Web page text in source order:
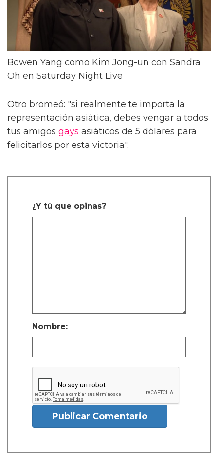
Bowen Yang como Kim Jong-un con Sandra
Oh en Saturday Night Live
Otro bromeó: "si realmente te importa la
representación asiática, debes vengar a todos
tus amigos gays asiáticos de 5 dólares para
felicitarlos por esta victoria".
¿Y tú que opinas?
Nombre:
Publicar Comentario